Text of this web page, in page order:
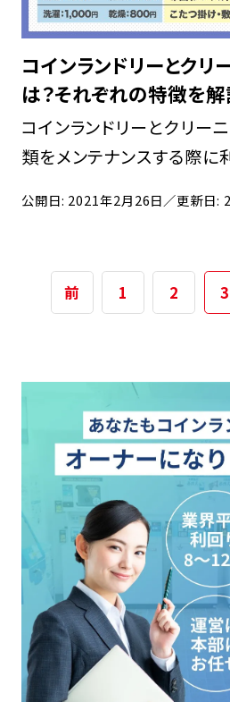
コインランドリーとクリ
は？それぞれの特徴を
コインランドリーとクリー
類をメンテナンスする際に
大ま […]
公開日: 2021年2月26日／更新日:
前 1 2 3